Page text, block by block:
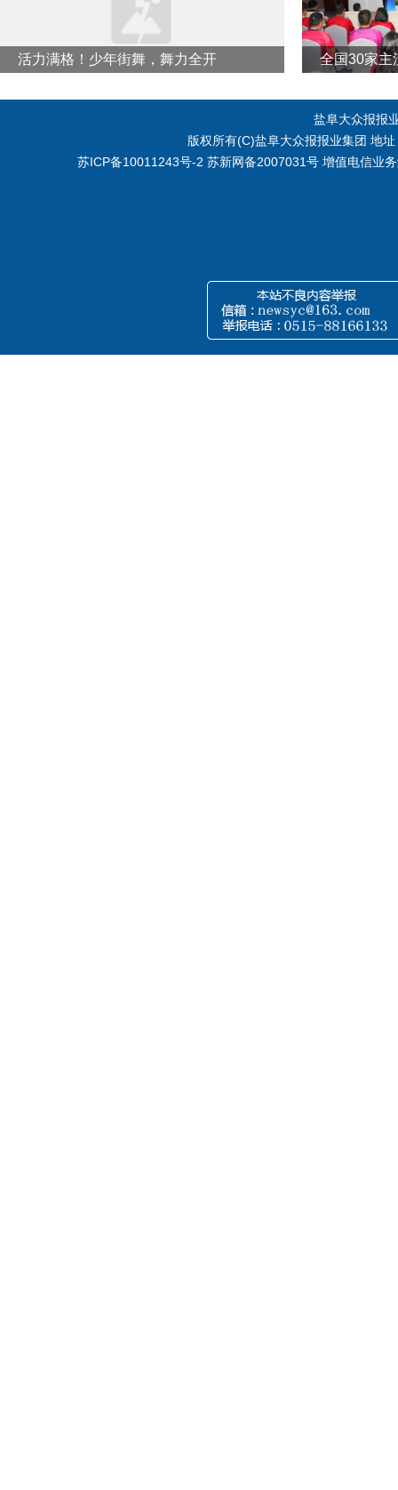
活力满格！少年街舞，舞力全开 全国30家主
盐阜大众报报
版权所有(C)盐阜大众报报业集团 地
苏ICP备10011243号-2 苏新网备2007031号 增值电信业